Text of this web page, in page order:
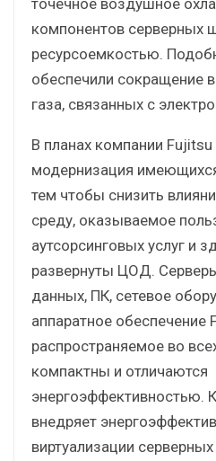
компонентов серверных
ресурсоемкостью.
обеспечили сокращение
газа, связанных с
В планах компании
модернизация
тем чтобы снизить
среду, оказываемое
аутсорсинговых услуг и
развернуты ЦОД.
данных, ПК, сетевое
аппаратное обеспечение
распространяемое во
компактны и отличаются
энергоэффективностью.
внедряет
виртуализации